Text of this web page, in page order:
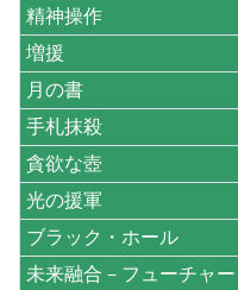
精神操作
増援
月の書
手札抹殺
貪欲な壺
光の援軍
ブラック・ホール
未来融合－フューチャ